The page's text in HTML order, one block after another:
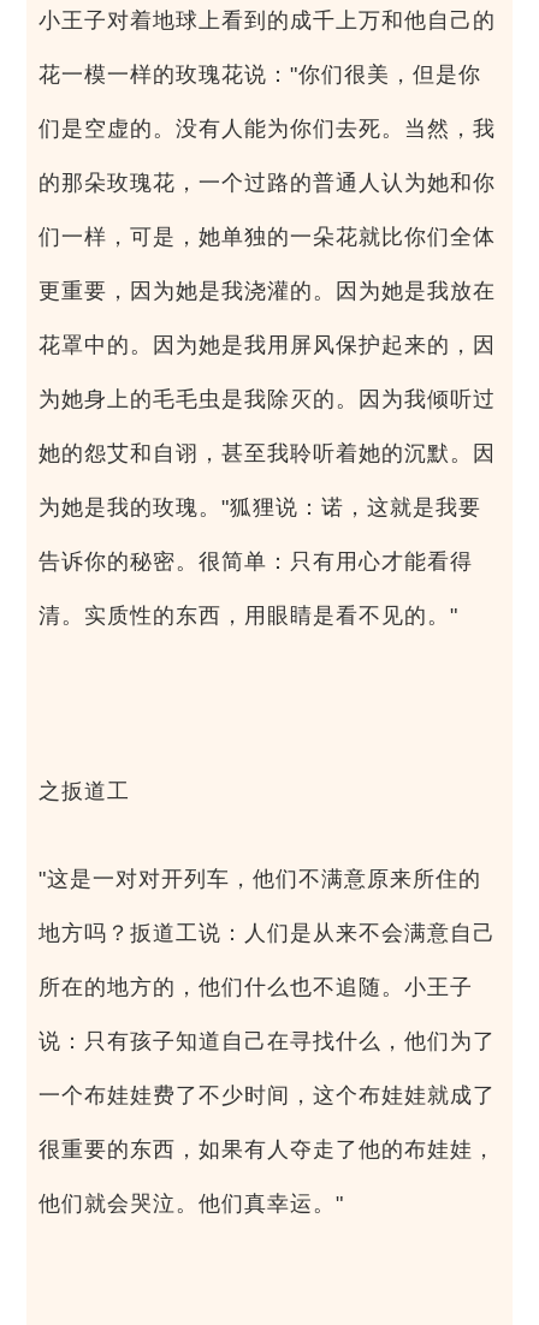
小王子对着地球上看到的成千上万和他自己的
花一模一样的玫瑰花说："你们很美，但是你
们是空虚的。没有人能为你们去死。当然，我
的那朵玫瑰花，一个过路的普通人认为她和你
们一样，可是，她单独的一朵花就比你们全体
更重要，因为她是我浇灌的。因为她是我放在
花罩中的。因为她是我用屏风保护起来的，因
为她身上的毛毛虫是我除灭的。因为我倾听过
她的怨艾和自诩，甚至我聆听着她的沉默。因
为她是我的玫瑰。"狐狸说：诺，这就是我要
告诉你的秘密。很简单：只有用心才能看得
清。实质性的东西，用眼睛是看不见的。"
之扳道工
"这是一对对开列车，他们不满意原来所住的
地方吗？扳道工说：人们是从来不会满意自己
所在的地方的，他们什么也不追随。小王子
说：只有孩子知道自己在寻找什么，他们为了
一个布娃娃费了不少时间，这个布娃娃就成了
很重要的东西，如果有人夺走了他的布娃娃，
他们就会哭泣。他们真幸运。"